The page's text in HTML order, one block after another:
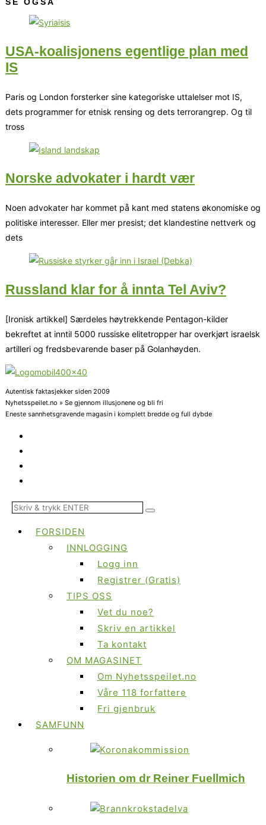
USA-koalisjonens egentlige plan med
IS
Paris og London forsterker sine kategoriske uttalelser mot IS,
dets programmer for etnisk rensing og dets terrorangrep. Og til
tross
Norske advokater i hardt vær
Noen advokater har kommet på kant med statens økonomiske og
politiske interesser. Eller mer presist; det klandestine nettverk og
dets
Russland klar for å innta Tel Aviv?
[Ironisk artikkel] Særdeles høytrekkende Pentagon-kilder
bekreftet at inntil 5000 russiske elitetropper har overkjørt israelsk
artilleri og fredsbevarende baser på Golanhøyden.
Autentisk faktasjekker siden 2009
Nyhetsspeilet.no » Se gjennom illusjonene og bli fri
Eneste sannhetsgravende magasin i komplett bredde og full dybde
FORSIDEN
INNLOGGING
Logg inn
Registrer (Gratis)
TIPS OSS
Vet du noe?
Skriv en artikkel
Ta kontakt
OM MAGASINET
Om Nyhetsspeilet.no
Våre 118 forfattere
Fri gjenbruk
SAMFUNN
Historien om dr Reiner Fuellmich